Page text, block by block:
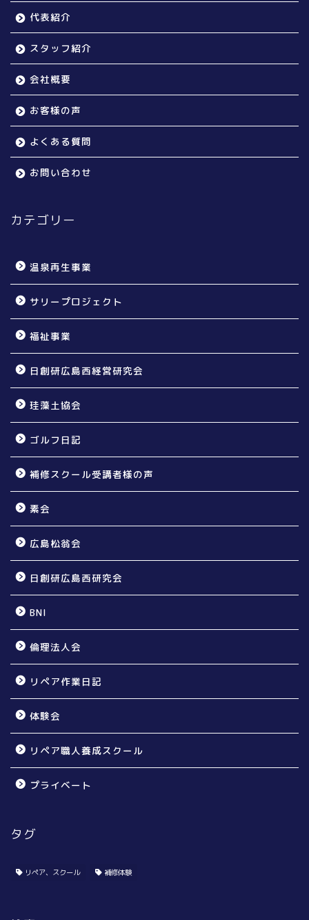
代表紹介
スタッフ紹介
会社概要
お客様の声
よくある質問
お問い合わせ
カテゴリー
温泉再生事業
サリープロジェクト
福祉事業
日創研広島西経営研究会
珪藻土協会
ゴルフ日記
補修スクール受講者様の声
素会
広島松翁会
日創研広島西研究会
BNI
倫理法人会
リペア作業日記
体験会
リペア職人養成スクール
プライベート
タグ
リペア、スクール 補修体験